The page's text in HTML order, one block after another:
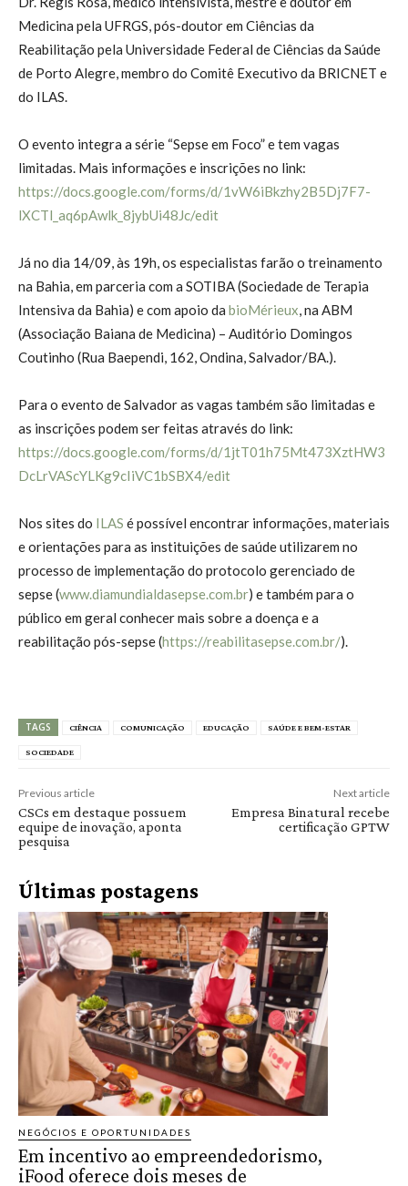
Medicina pela UFRGS, pós-doutor em Ciências da
Reabilitação pela Universidade Federal de Ciências da Saúde
de Porto Alegre, membro do Comitê Executivo da BRICNET e
do ILAS.
O evento integra a série “Sepse em Foco” e tem vagas
limitadas. Mais informações e inscrições no link:
https://docs.google.com/forms/d/1vW6iBkzhy2B5Dj7F7-
lXCTl_aq6pAwlk_8jybUi48Jc/edit
Já no dia 14/09, às 19h, os especialistas farão o treinamento
na Bahia, em parceria com a SOTIBA (Sociedade de Terapia
Intensiva da Bahia) e com apoio da bioMérieux , na ABM
(Associação Baiana de Medicina) – Auditório Domingos
Coutinho (Rua Baependi, 162, Ondina, Salvador/BA.).
Para o evento de Salvador as vagas também são limitadas e
as inscrições podem ser feitas através do link:
https://docs.google.com/forms/d/1jtT01h75Mt473XztHW3
DcLrVAScYLKg9cIiVC1bSBX4/edit
Nos sites do ILAS é possível encontrar informações, materiais
e orientações para as instituições de saúde utilizarem no
processo de implementação do protocolo gerenciado de
sepse (www.diamundialdasepse.com.br) e também para o
público em geral conhecer mais sobre a doença e a
reabilitação pós-sepse (https://reabilitasepse.com.br/).
TAGS CIÊNCIA COMUNICAÇÃO EDUCAÇÃO SAÚDE E BEM-ESTAR
SOCIEDADE
Previous article
CSCs em destaque possuem
equipe de inovação, aponta
pesquisa
Next article
Empresa Binatural recebe
certificação GPTW
Últimas postagens
NEGÓCIOS E OPORTUNIDADES
Em incentivo ao empreendedorismo,
iFood oferece dois meses de